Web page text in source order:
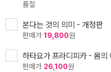
품절
본다는 것의 의미 - 개정판
판매가 19,800원
하타요가 프라디피카 - 몸의
판매가 26,100원